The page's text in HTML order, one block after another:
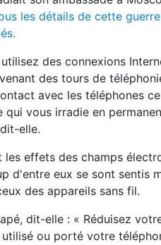
les détails de cette guerre
des connexions
des tours de
avec les téléphones
qui vous irradie en
elle.
effets des champs
d'entre eux se sont sentis
des appareils sans fil.
dit-elle : « Réduisez
ou porté votre